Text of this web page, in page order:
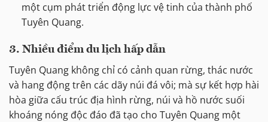
một cụm phát triển động lực vệ tinh của thành phố
Tuyên Quang.
3. Nhiều điểm du lịch hấp dẫn
Tuyên Quang không chỉ có cảnh quan rừng, thác nước
và hang động trên các dãy núi đá vôi; mà sự kết hợp hài
hòa giữa cấu trúc địa hình rừng, núi và hồ nước suối
khoáng nóng độc đáo đã tạo cho Tuyên Quang một